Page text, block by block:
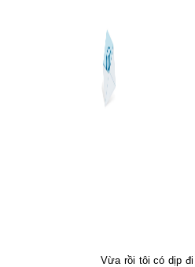
Vừa rồi tôi có dịp